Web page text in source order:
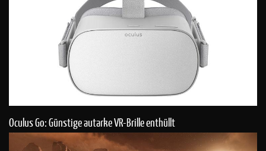
Oculus Go: Günstige autarke VR-Brille enthüllt